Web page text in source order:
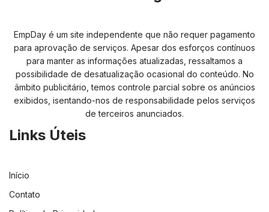
EmpDay é um site independente que não requer pagamento
para aprovação de serviços. Apesar dos esforços contínuos
para manter as informações atualizadas, ressaltamos a
possibilidade de desatualização ocasional do conteúdo. No
âmbito publicitário, temos controle parcial sobre os anúncios
exibidos, isentando-nos de responsabilidade pelos serviços
de terceiros anunciados.
Links Úteis
Início
Contato